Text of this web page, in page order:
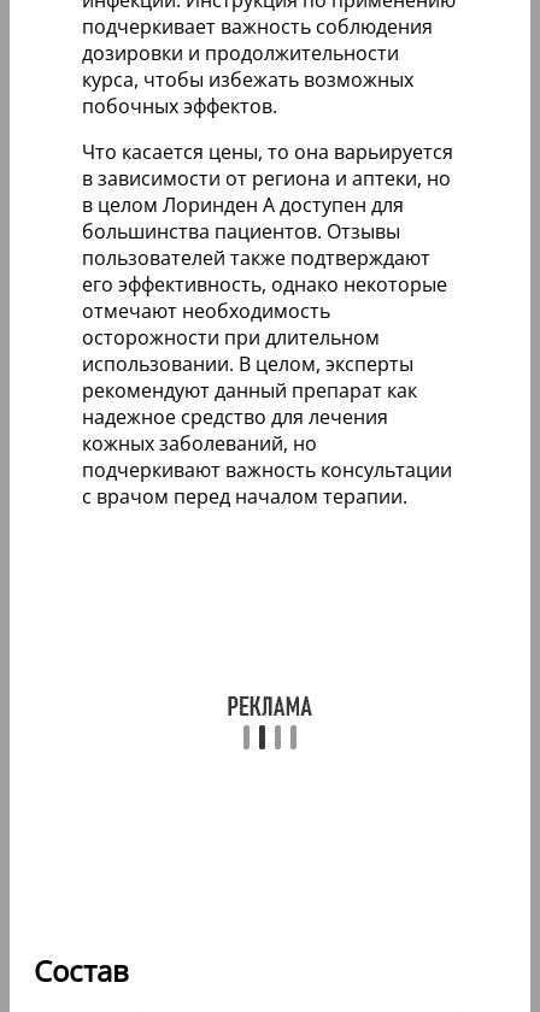
подчеркивает важность соблюдения
дозировки и продолжительности
курса, чтобы избежать возможных
побочных эффектов.
Что касается цены, то она варьируется
в зависимости от региона и аптеки, но
в целом Лоринден А доступен для
большинства пациентов. Отзывы
пользователей также подтверждают
его эффективность, однако некоторые
отмечают необходимость
осторожности при длительном
использовании. В целом, эксперты
рекомендуют данный препарат как
надежное средство для лечения
кожных заболеваний, но
подчеркивают важность консультации
с врачом перед началом терапии.
Состав